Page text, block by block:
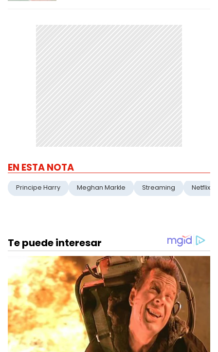
EN ESTA NOTA
Principe Harry Meghan Markle Streaming Netflix